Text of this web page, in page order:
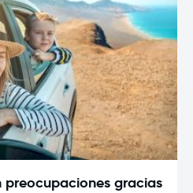
preocupaciones gracias